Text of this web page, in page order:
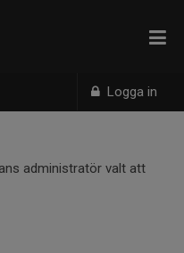
Logga in
administratör valt att